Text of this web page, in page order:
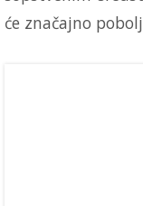
će značajno